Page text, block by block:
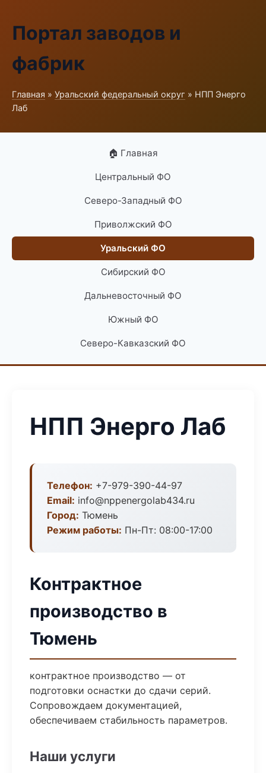
Портал заводов и
фабрик
Главная » Уральский федеральный округ » НПП Энерго
Лаб
🏠 Главная
Центральный ФО
Северо-Западный ФО
Приволжский ФО
Уральский ФО
Сибирский ФО
Дальневосточный ФО
Южный ФО
Северо-Кавказский ФО
НПП Энерго Лаб
Телефон: +7-979-390-44-97
Email: info@nppenergolab434.ru
Город: Тюмень
Режим работы: Пн-Пт: 08:00-17:00
Контрактное
производство в
Тюмень
контрактное производство — от
подготовки оснастки до сдачи серий.
Сопровождаем документацией,
обеспечиваем стабильность параметров.
Наши услуги